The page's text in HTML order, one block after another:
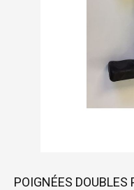
Skip
POIGNÉES DOUBLES